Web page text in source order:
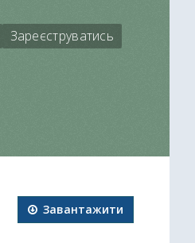
Зареєструватись
Завантажити